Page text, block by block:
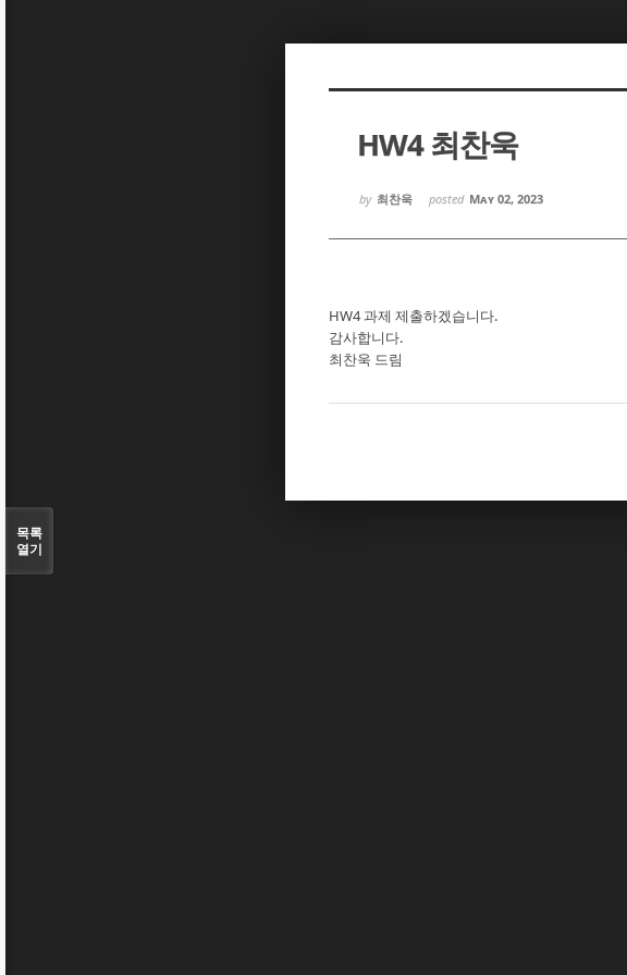
HW4 최찬욱
by 최찬욱 posted May 02, 2023
HW4 과제 제출하겠습니다.
감사합니다.
최찬욱 드림
목록
열기
Sketchbook5, 스케치북5
Sketchbook5, 스케치북5
Sketchbook5, 스케치북5
Sketchbook5, 스케치북5